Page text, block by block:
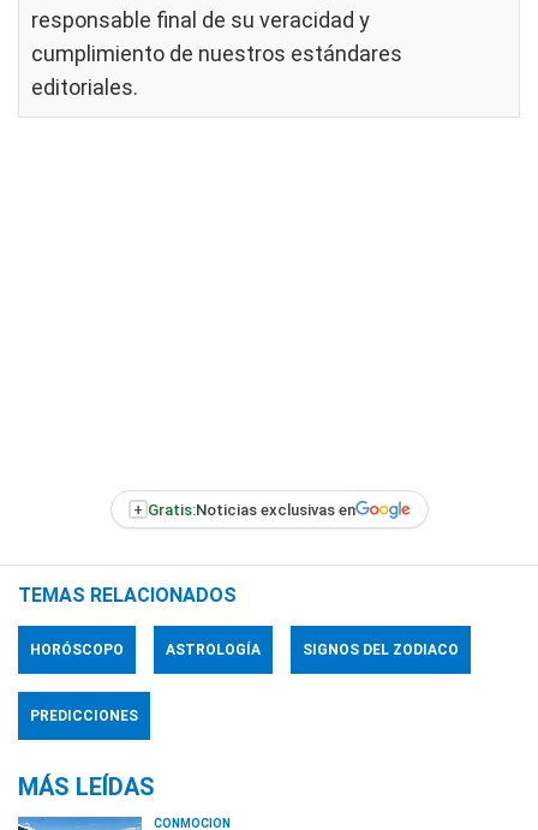
responsable final de su veracidad y
cumplimiento de nuestros estándares
editoriales.
+ Gratis:Noticias exclusivas en
TEMAS RELACIONADOS
HORÓSCOPO ASTROLOGÍA SIGNOS DEL ZODIACO
PREDICCIONES
MÁS LEÍDAS
CONMOCIÓN